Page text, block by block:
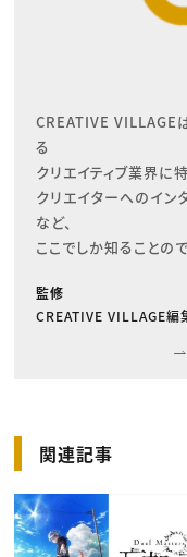
CREATIVE VILLAGE
る
クリエイティブ業界に
クリエイターへのイン
など、
ここでしか知ることの
監修
CREATIVE VILLAGE編
関連記事